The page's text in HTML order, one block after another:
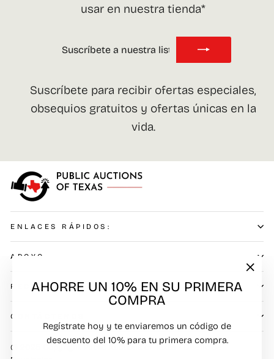
AHORRE UN 10% EN SU PRIMERA
COMPRA
Regístrate hoy y te enviaremos un código de
descuento del 10% para tu primera compra.
usar en nuestra tienda*
A
NUESTRA
DE
CORREO
Suscríbete para recibir ofertas especiales,
obsequios gratuitos y ofertas únicas en la
vida.
ENLACES RÁPIDOS:
APOYO
RECOGIDA / VISTA PREVIA
CONTÁCTENOS
© 2025 Copyright Public Auctions of Texas - Diseño de